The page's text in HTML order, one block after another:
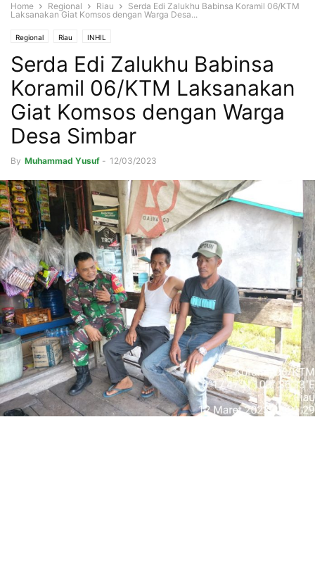
Home Regional Riau
Serda Edi Zalukhu Babinsa Koramil 06/KTM
Laksanakan Giat Komsos dengan Warga Desa...
Regional Riau INHIL
Serda Edi Zalukhu Babinsa
Koramil 06/KTM Laksanakan
Giat Komsos dengan Warga
Desa Simbar
By Muhammad Yusuf - 12/03/2023